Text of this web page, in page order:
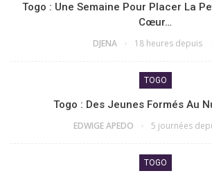
Togo : Une Semaine Pour Placer La
Cœur…
DJENA 18 heures depuis
TOGO
Togo : Des Jeunes Formés Au
EDWIGE APEDO 5 journées
TOGO